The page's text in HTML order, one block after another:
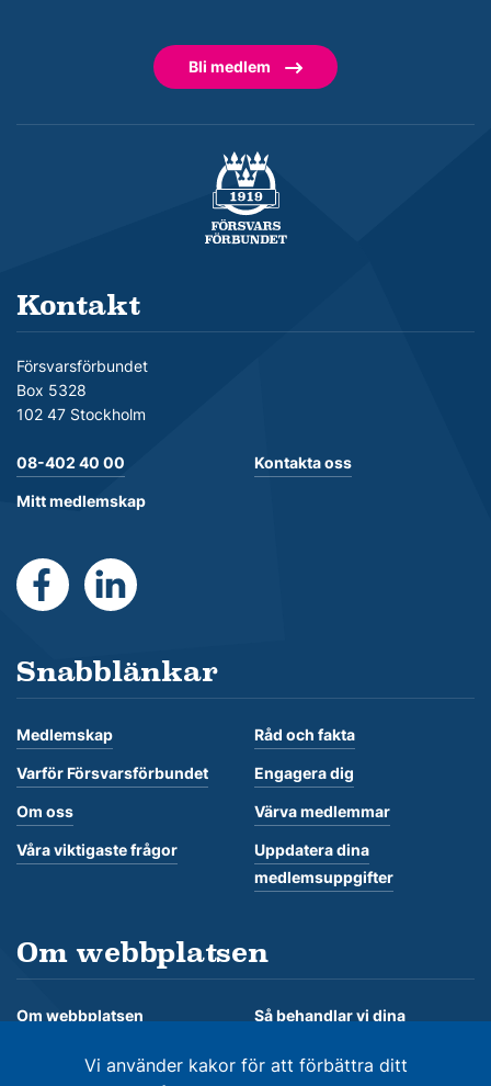
Vi använder kakor för att förbättra ditt
Bli medlem
Försvarsförbundet
Kontakt
Försvarsförbundet
Box 5328
102 47 Stockholm
08-402 40 00
Mitt medlemskap
Kontakta oss
https://www.facebook.com/Forsvarsforbundet
https://se.linkedin.com/company/
Snabblänkar
Medlemskap
Varför Försvarsförbundet
Om oss
Våra viktigaste frågor
Råd och fakta
Engagera dig
Värva medlemmar
Uppdatera dina
medlemsuppgifter
Om webbplatsen
Om webbplatsen
Så behandlar vi dina